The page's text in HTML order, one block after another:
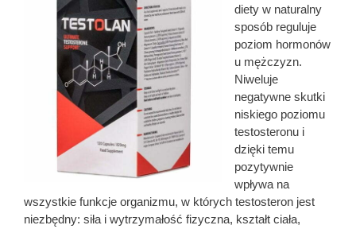
diety w naturalny
sposób reguluje
poziom hormonów
u mężczyzn.
Niweluje
negatywne skutki
niskiego poziomu
testosteronu i
dzięki temu
pozytywnie
wpływa na
wszystkie funkcje organizmu, w których testosteron jest
niezbędny: siła i wytrzymałość fizyczna, kształt ciała,